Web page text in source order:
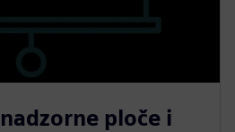
ploče i